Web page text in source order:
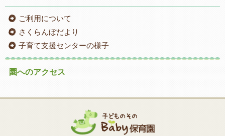
ご利用について
さくらんぼだより
子育て支援センターの様子
園へのアクセス